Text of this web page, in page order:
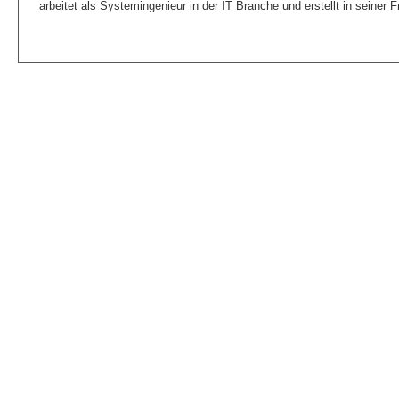
arbeitet als Systemingenieur in der IT Branche und erstellt in seiner